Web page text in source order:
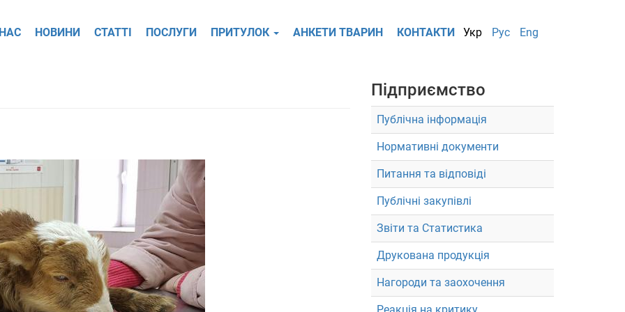
НОВИНИ СТАТТІ ПОСЛУГИ ПРИТУЛОК АНКЕТИ ТВАРИН КОНТАКТИ Укр Рус Eng
Підприємство
Публічна інформація
Нормативні документи
Питання та відповіді
Публічні закупівлі
Звіти та Статистика
Друкована продукція
Нагороди та заохочення